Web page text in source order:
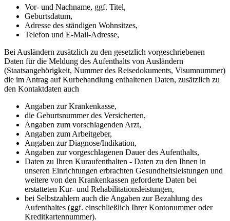
Vor- und Nachname, ggf. Titel,
Geburtsdatum,
Adresse des ständigen Wohnsitzes,
Telefon und E-Mail-Adresse,
Bei Ausländern zusätzlich zu den gesetzlich vorgeschriebenen
Daten für die Meldung des Aufenthalts von Ausländern
(Staatsangehörigkeit, Nummer des Reisedokuments, Visumnummer)
die im Antrag auf Kurbehandlung enthaltenen Daten, zusätzlich zu
den Kontaktdaten auch
Angaben zur Krankenkasse,
die Geburtsnummer des Versicherten,
Angaben zum vorschlagenden Arzt,
Angaben zum Arbeitgeber,
Angaben zur Diagnose/Indikation,
Angaben zur vorgeschlagenen Dauer des Aufenthalts,
Daten zu Ihren Kuraufenthalten - Daten zu den Ihnen in
unseren Einrichtungen erbrachten Gesundheitsleistungen und
weitere von den Krankenkassen geforderte Daten bei
erstatteten Kur- und Rehabilitationsleistungen,
bei Selbstzahlern auch die Angaben zur Bezahlung des
Aufenthaltes (ggf. einschließlich Ihrer Kontonummer oder
Kreditkartennummer).